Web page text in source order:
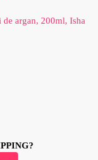
argan, 200ml, Isha